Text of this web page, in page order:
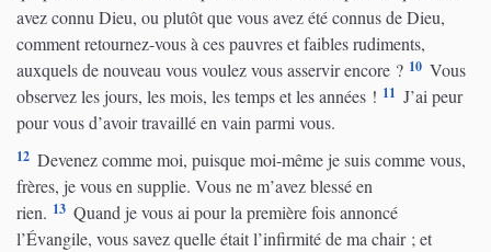
avez connu Dieu, ou plutôt que vous avez été connus de Dieu,
comment retournez-vous à ces pauvres et faibles rudiments,
auxquels de nouveau vous voulez vous asservir encore ? 10 Vous
observez les jours, les mois, les temps et les années ! 11 J’ai peur
pour vous d’avoir travaillé en vain parmi vous.
12 Devenez comme moi, puisque moi-même je suis comme vous,
frères, je vous en supplie. Vous ne m’avez blessé en
rien. 13 Quand je vous ai pour la première fois annoncé
l’Évangile, vous savez quelle était l’infirmité de ma chair ; et